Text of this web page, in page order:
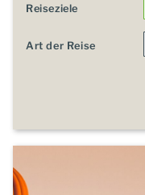
Reiseziele
Art der Reise